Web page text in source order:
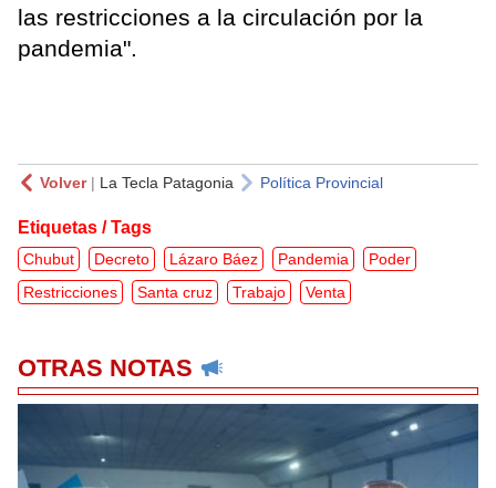
las restricciones a la circulación por la
pandemia".
Volver| La Tecla Patagonia Política Provincial
Etiquetas / Tags
Chubut Decreto Lázaro Báez Pandemia
Poder
Restricciones
Santa cruz Trabajo Venta
OTRAS NOTAS